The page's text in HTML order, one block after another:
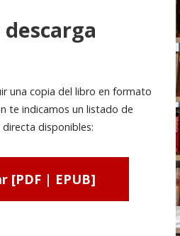
una copia del libro en formato
te indicamos un listado de
disponibles:
[PDF | EPUB]